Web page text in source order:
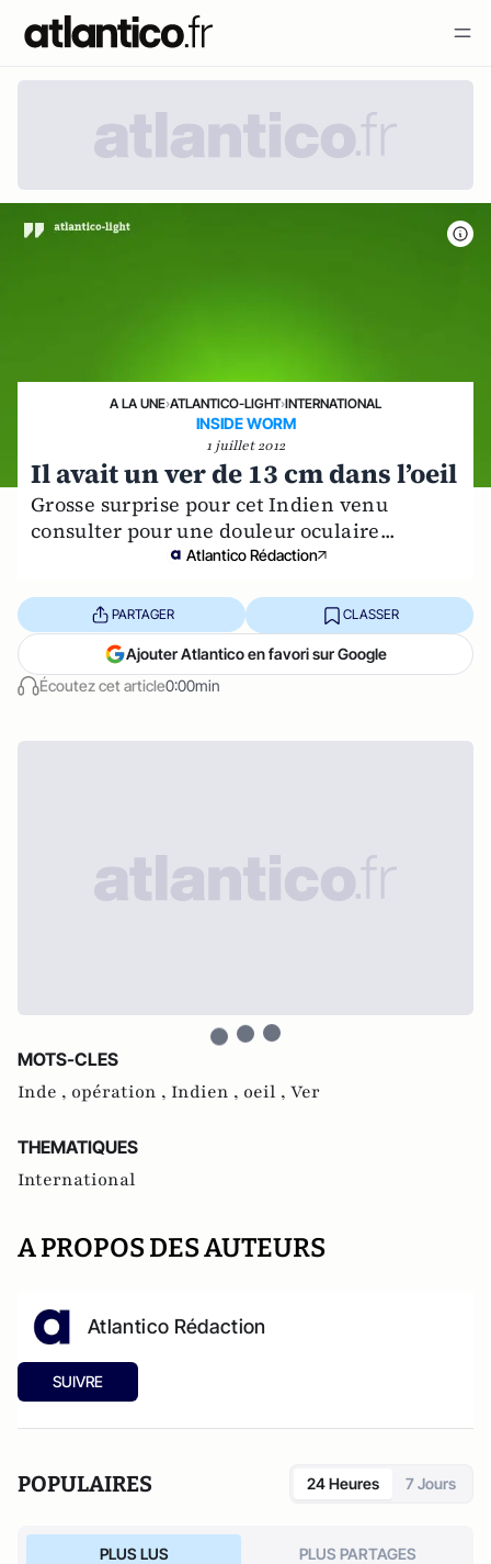
A LA UNE›ATLANTICO-LIGHT›INTERNATIONAL
INSIDE WORM
1 juillet 2012
Il avait un ver de 13 cm dans l’oeil
Grosse surprise pour cet Indien venu
consulter pour une douleur oculaire...
Atlantico Rédaction
Écoutez cet article0:00min
PARTAGER CLASSER
Ajouter Atlantico en favori sur Google
MOTS-CLES
Inde , opération , Indien , oeil , Ver
THEMATIQUES
International
A PROPOS DES AUTEURS
Atlantico Rédaction
SUIVRE
POPULAIRES 24 Heures 7 Jours
PLUS LUS PLUS PARTAGES